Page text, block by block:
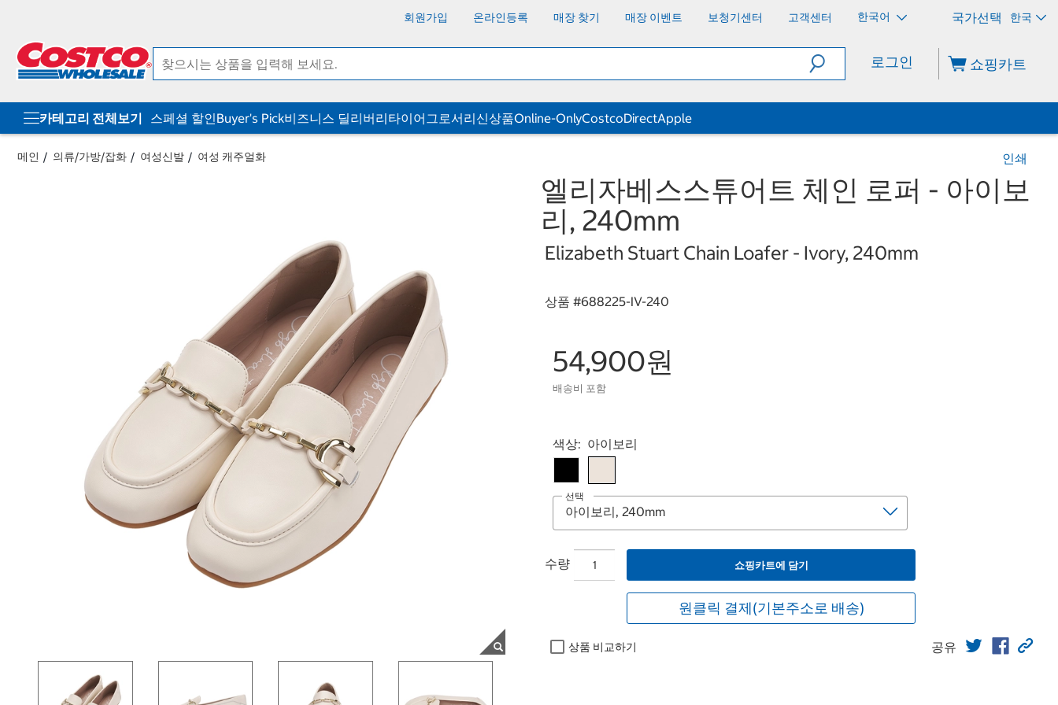
회원가입 온라인등록 매장 찾기 매장 이벤트 보청기센터 고객센터 한국어 한국
로그인 쇼핑카트
카테고리 전체보기 스페셜 할인Buyer's Pick비즈니스 딜리버리타이어그로서리신상품Online-OnlyCostcoDirectApple
메인 의류/가방/잡화 여성신발 여성 캐주얼화 인쇄
엘리자베스스튜어트 체인 로퍼 - 아이보
리, 240mm
Elizabeth Stuart Chain Loafer - Ivory, 240mm
상품 #688225-IV-240
54,900원
배송비 포함
Select product
색상: 아이보리
선택
수량 쇼핑카트에 담기
원클릭 결제(기본주소로 배송)
상품 비교하기 공유